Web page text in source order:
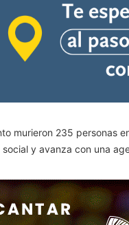
murieron 235 personas
y avanza con una